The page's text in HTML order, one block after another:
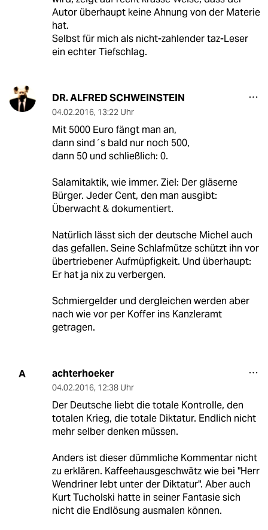
Autor überhaupt keine Ahnung von der Materie
hat.
Selbst für mich als nicht-zahlender taz-Leser
ein echter Tiefschlag.
DR. ALFRED SCHWEINSTEIN
04.02.2016, 13:22 Uhr
Mit 5000 Euro fängt man an,
dann sind´s bald nur noch 500,
dann 50 und schließlich: 0.
Salamitaktik, wie immer. Ziel: Der gläserne
Bürger. Jeder Cent, den man ausgibt:
Überwacht & dokumentiert.
Natürlich lässt sich der deutsche Michel auch
das gefallen. Seine Schlafmütze schützt ihn vor
übertriebener Aufmüpfigkeit. Und überhaupt:
Er hat ja nix zu verbergen.
Schmiergelder und dergleichen werden aber
nach wie vor per Koffer ins Kanzleramt
getragen.
A achterhoeker
04.02.2016, 12:38 Uhr
Der Deutsche liebt die totale Kontrolle, den
totalen Krieg, die totale Diktatur. Endlich nicht
mehr selber denken müssen.
Anders ist dieser dümmliche Kommentar nicht
zu erklären. Kaffeehausgeschwätz wie bei "Herr
Wendriner lebt unter der Diktatur". Aber auch
Kurt Tucholski hatte in seiner Fantasie sich
nicht die Endlösung ausmalen können.